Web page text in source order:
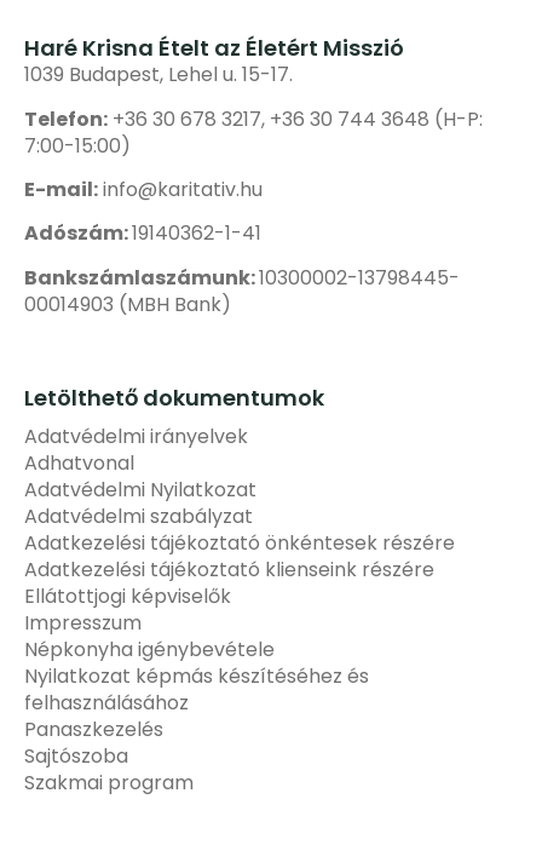
Haré Krisna Ételt az Életért Misszió
1039 Budapest, Lehel u. 15-17.
Telefon: +36 30 678 3217, +36 30 744 3648 (H-P:
7:00-15:00)
E-mail:info@karitativ.hu
Adószám:19140362-1-41
Bankszámlaszámunk:10300002-13798445-
00014903 (MBH Bank)
Letölthető dokumentumok
Adatvédelmi irányelvek
Adhatvonal
Adatvédelmi Nyilatkozat
Adatvédelmi szabályzat
Adatkezelési tájékoztató önkéntesek részére
Adatkezelési tájékoztató klienseink részére
Ellátottjogi képviselők
Impresszum
Népkonyha igénybevétele
Nyilatkozat képmás készítéséhez és
felhasználásához
Panaszkezelés
Sajtószoba
Szakmai program